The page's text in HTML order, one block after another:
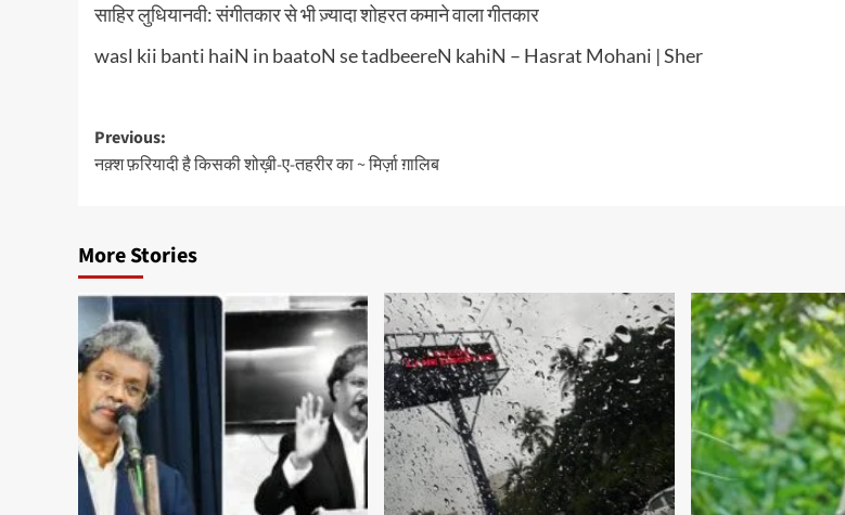
साहिर लुधियानवी: संगीतकार से भी ज़्यादा शोहरत कमाने वाला गीतकार
wasl kii banti haiN in baatoN se tadbeereN kahiN – Hasrat Mohani | Sher
Post
navigation
Previous:
नक़्श फ़रियादी है किसकी शोख़ी-ए-तहरीर का ~ मिर्ज़ा ग़ालिब
More Stories